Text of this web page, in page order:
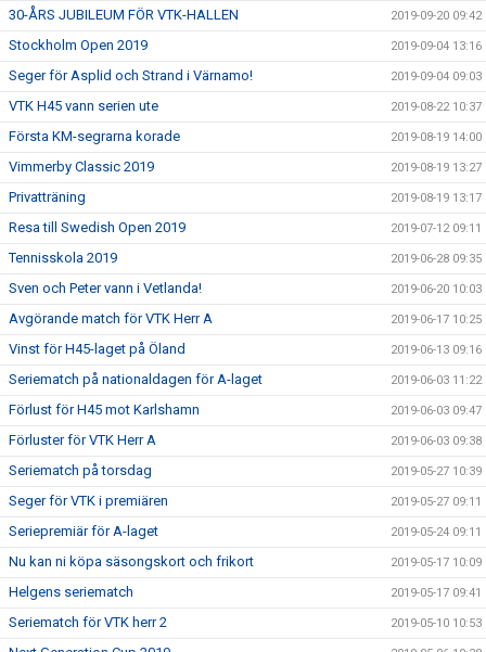
30-ÅRS JUBILEUM FÖR VTK-HALLEN 2019-09-20 09:42
Stockholm Open 2019 2019-09-04 13:16
Seger för Asplid och Strand i Värnamo! 2019-09-04 09:03
VTK H45 vann serien ute 2019-08-22 10:37
Första KM-segrarna korade 2019-08-19 14:00
Vimmerby Classic 2019 2019-08-19 13:27
Privatträning 2019-08-19 13:17
Resa till Swedish Open 2019 2019-07-12 09:11
Tennisskola 2019 2019-06-28 09:35
Sven och Peter vann i Vetlanda! 2019-06-20 10:03
Avgörande match för VTK Herr A 2019-06-17 10:25
Vinst för H45-laget på Öland 2019-06-13 09:16
Seriematch på nationaldagen för A-laget 2019-06-03 11:22
Förlust för H45 mot Karlshamn 2019-06-03 09:47
Förluster för VTK Herr A 2019-06-03 09:38
Seriematch på torsdag 2019-05-27 10:39
Seger för VTK i premiären 2019-05-27 09:11
Seriepremiär för A-laget 2019-05-24 09:11
Nu kan ni köpa säsongskort och frikort 2019-05-17 10:09
Helgens seriematch 2019-05-17 09:41
Seriematch för VTK herr 2 2019-05-10 10:53